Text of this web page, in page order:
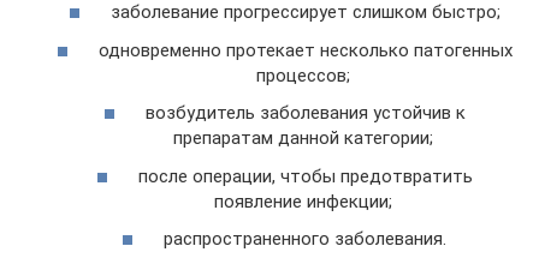
заболевание прогрессирует слишком быстро;
одновременно протекает несколько патогенных
процессов;
возбудитель заболевания устойчив к
препаратам данной категории;
после операции, чтобы предотвратить
появление инфекции;
распространенного заболевания.